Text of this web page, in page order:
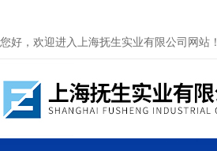
您好，欢迎进入上海抚生实业有限公司网站！